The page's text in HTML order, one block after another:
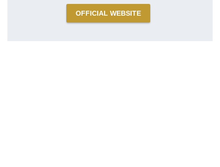
OFFICIAL WEBSITE